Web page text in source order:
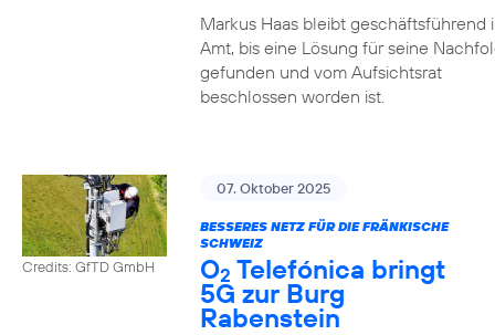
Markus Haas bleibt geschäftsführend
Amt, bis eine Lösung für seine
gefunden und vom Aufsichtsrat
beschlossen worden ist.
Credits: GfTD GmbH
07. Oktober 2025
BESSERES NETZ FÜR DIE FRÄNKISCHE
SCHWEIZ
O2 Telefónica bringt
5G zur Burg
Rabenstein